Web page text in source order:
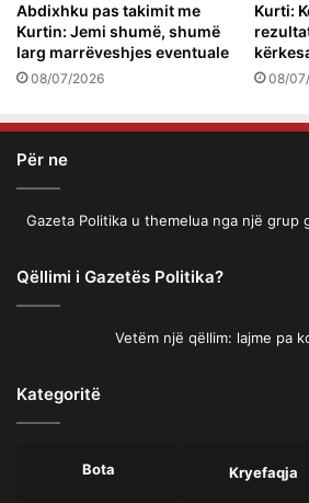
Abdixhku pas takimit me
Kurtin: Jemi shumë, shumë
larg marrëveshjes eventuale
08/07/2026
Kurti:
08/
Për ne
Gazeta Politika u themelua nga një grup
Qëllimi i Gazetës Politika?
Vetëm një qëllim: lajme pa
Kategoritë
Bota Kryefaqja